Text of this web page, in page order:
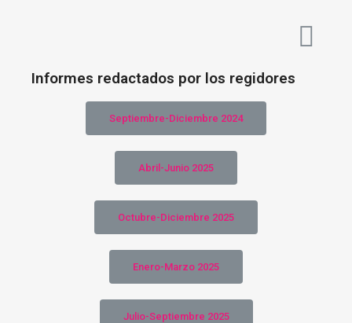
Informes redactados por los regidores
Septiembre-Diciembre 2024
Abril-Junio 2025
Octubre-Diciembre 2025
Enero-Marzo 2025
Julio-Septiembre 2025